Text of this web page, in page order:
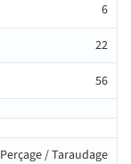
6
22
56
Perçage / Taraudage